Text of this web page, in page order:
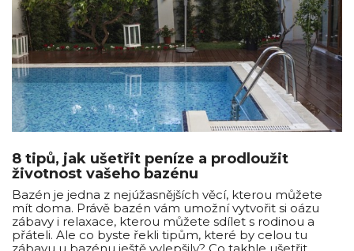
8 tipů, jak ušetřit peníze a prodloužit
životnost vašeho bazénu
Bazén je jedna z nejúžasnějších věcí, kterou můžete
mít doma. Právě bazén vám umožní vytvořit si oázu
zábavy i relaxace, kterou můžete sdílet s rodinou a
přáteli. Ale co byste řekli tipům, které by celou tu
zábavu u bazénu ještě vylepšily? Co takhle ušetřit